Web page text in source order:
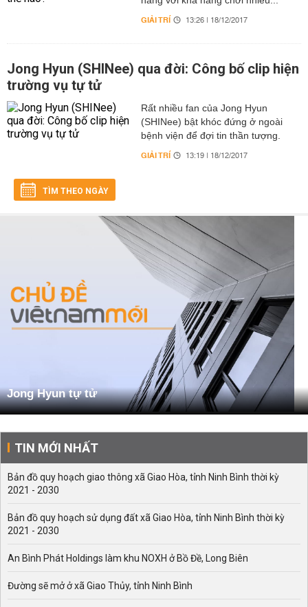
GIẢI TRÍ 13:26 | 18/12/2017
Jong Hyun (SHINee) qua đời: Công bố clip hiện
trường vụ tự tử
Rất nhiều fan của Jong Hyun
(SHINee) bật khóc đứng ở ngoài
bệnh viện để đợi tin thần tượng.
GIẢI TRÍ 13:19 | 18/12/2017
TÌM THEO NGÀY
Jong Hyun tự tử
TIN MỚI NHẤT
Bản đồ quy hoạch giao thông xã Giao Hòa, tỉnh Ninh Bình thời kỳ
2021 - 2030
Bản đồ quy hoạch sử dụng đất xã Giao Hòa, tỉnh Ninh Bình thời kỳ
2021 - 2030
An Bình Phát Holdings làm khu NOXH ở Bồ Đề, Long Biên
Đường sẽ mở ở xã Giao Thủy, tỉnh Ninh Bình